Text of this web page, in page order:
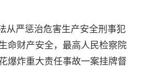
从严惩治危害生产安全刑事犯
命财产安全，最高人民检察院
爆炸重大责任事故一案挂牌督